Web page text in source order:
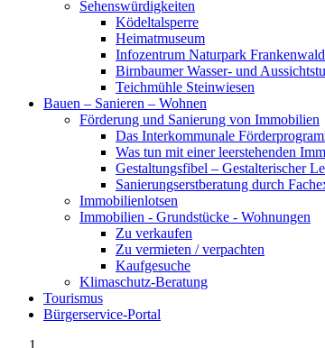
Sehenswürdigkeiten
Ködeltalsperre
Heimatmuseum
Infozentrum Naturpark Frankenwald
Birnbaumer Wasser- und
Teichmühle Steinwiesen
Bauen – Sanieren – Wohnen
Förderung und Sanierung von Immobilien
Das Interkommunale
Was tun mit einer leerstehenden
Gestaltungsfibel – Gestalterischer
Sanierungserstberatung durch
Immobilienlotsen
Immobilien - Grundstücke - Wohnungen
Zu verkaufen
Zu vermieten / verpachten
Kaufgesuche
Klimaschutz-Beratung
Tourismus
Bürgerservice-Portal